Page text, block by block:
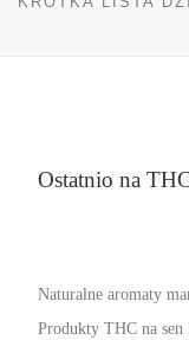
Ostatnio na
Naturalne aromaty
Produkty THC na sen